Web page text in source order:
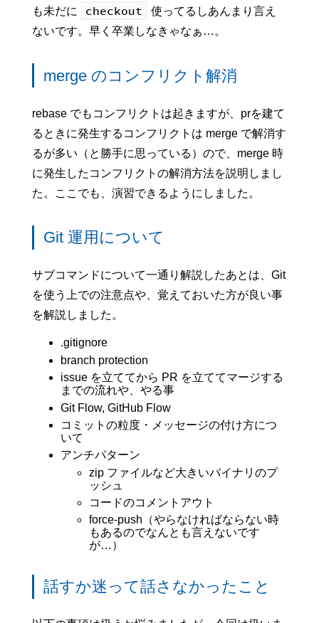
も未だに
checkout
使ってるしあんまり言え
ないです。早く卒業しなきゃなぁ…。
merge のコンフリクト解消
rebase でもコンフリクトは起きますが、prを建て
るときに発生するコンフリクトは merge で解消す
るが多い（と勝手に思っている）ので、merge 時
に発生したコンフリクトの解消方法を説明しまし
た。ここでも、演習できるようにしました。
Git 運用について
サブコマンドについて一通り解説したあとは、Git
を使う上での注意点や、覚えておいた方が良い事
を解説しました。
.gitignore
branch protection
issue を立ててから PR を立ててマージする
までの流れや、やる事
Git Flow, GitHub Flow
コミットの粒度・メッセージの付け方につ
いて
アンチパターン
zip ファイルなど大きいバイナリのプ
ッシュ
コードのコメントアウト
force-push（やらなければならない時
もあるのでなんとも言えないです
が…）
話すか迷って話さなかったこと